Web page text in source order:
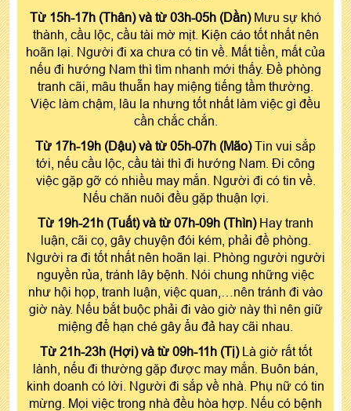
Từ 15h-17h (Thân) và từ 03h-05h (Dần) Mưu sự khó
thành, cầu lộc, cầu tài mờ mịt. Kiện cáo tốt nhất nên
hoãn lại. Người đi xa chưa có tin về. Mất tiền, mất của
nếu đi hướng Nam thì tìm nhanh mới thấy. Đề phòng
tranh cãi, mâu thuẫn hay miệng tiếng tầm thường.
Việc làm chậm, lâu la nhưng tốt nhất làm việc gì đều
cần chắc chắn.
Từ 17h-19h (Dậu) và từ 05h-07h (Mão) Tin vui sắp
tới, nếu cầu lộc, cầu tài thì đi hướng Nam. Đi công
việc gặp gỡ có nhiều may mắn. Người đi có tin về.
Nếu chăn nuôi đều gặp thuận lợi.
Từ 19h-21h (Tuất) và từ 07h-09h (Thìn) Hay tranh
luận, cãi cọ, gây chuyện đói kém, phải đề phòng.
Người ra đi tốt nhất nên hoãn lại. Phòng người người
nguyền rủa, tránh lây bệnh. Nói chung những việc
như hội họp, tranh luận, việc quan,…nên tránh đi vào
giờ này. Nếu bắt buộc phải đi vào giờ này thì nên giữ
miệng để hạn ché gây ẩu đả hay cãi nhau.
Từ 21h-23h (Hợi) và từ 09h-11h (Tị) Là giờ rất tốt
lành, nếu đi thường gặp được may mắn. Buôn bán,
kinh doanh có lời. Người đi sắp về nhà. Phụ nữ có tin
mừng. Mọi việc trong nhà đều hòa hợp. Nếu có bệnh